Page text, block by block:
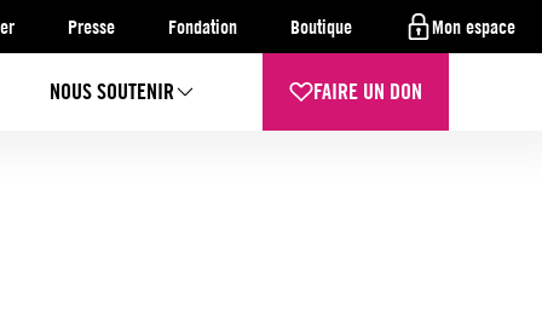
Presse Fondation Boutique Mon espace
NOUS SOUTENIR FAIRE UN DON